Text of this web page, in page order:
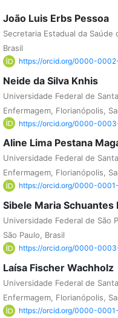
João Luis Erbs Pessoa
Secretaria Estadual da Saúde
Brasil
https://orcid.org/0000-
Neide da Silva Knhis
Universidade Federal de
Enfermagem, Florianópolis,
https://orcid.org/0000-
Aline Lima Pestana
Universidade Federal de
Enfermagem, Florianópolis,
https://orcid.org/0000-
Sibele Maria Schuantes
Universidade Federal de São
São Paulo, Brasil
https://orcid.org/0000-
Laísa Fischer Wachholz
Universidade Federal de
Enfermagem, Florianópolis,
https://orcid.org/0000-